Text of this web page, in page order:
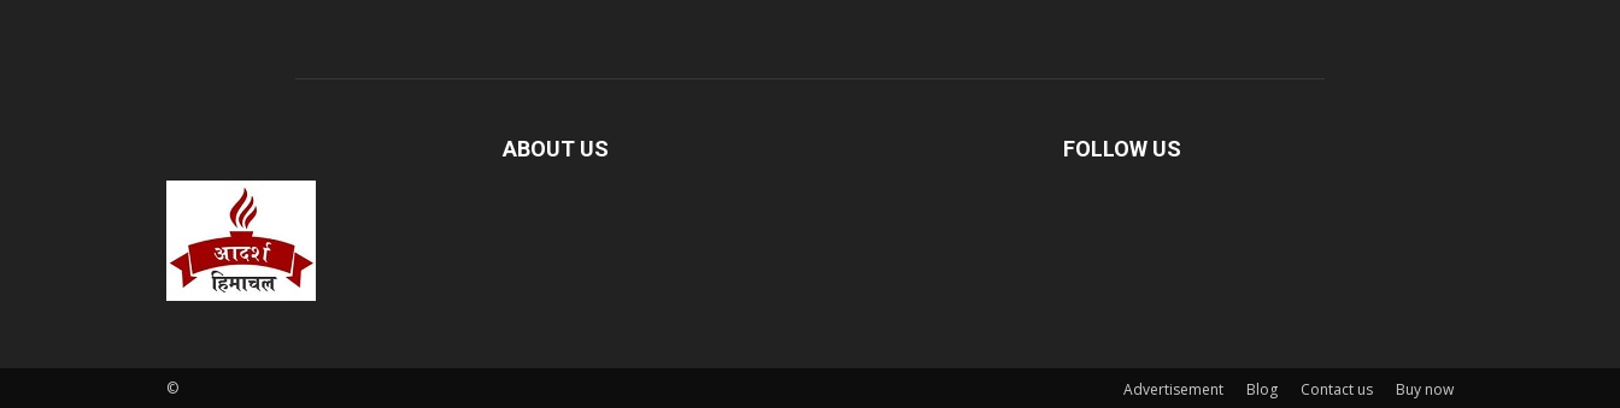
ABOUT US FOLLOW US
Advertisement Blog Contact us Buy now
©